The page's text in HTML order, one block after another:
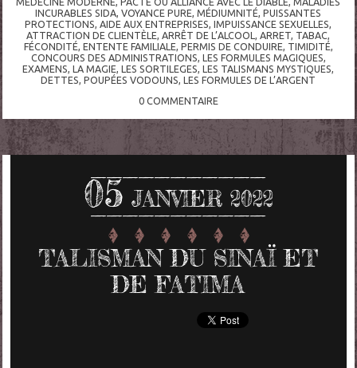
INCURABLES SIDA ,VOYANCE PURE ,MÉDIUMNITÉ ,PUISSANTES
PROTECTIONS AIDE AUX ENTREPRISES ,IMPUISSANCE SEXUELLES
ATTRACTION DE CLIENTÈLE ARRÊT DE L’ALCOOL ARRET TABAC
FÉCONDITÉ ENTENTE FAMILIALE PERMIS DE CONDUIRE TIMIDITÉ
CONCOURS DES ADMINISTRATIONS LES FORMULES MAGIQUES
EXAMENS ,LA MAGIE ,LES SORTILEGES ,LES TALISMANS MYSTIQUES
DETTES ,POUPÉES VODOUNS ,LES FORMULES DE L’ARGENT
0 COMMENTAIRE
05 JANVIER 2022
TALISMAN DU SINAÏ ET
DE FATIMA